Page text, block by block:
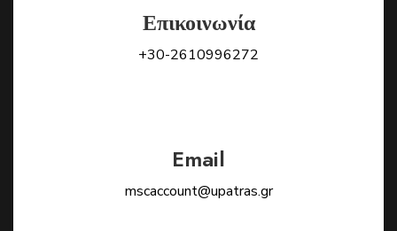
Επικοινωνία
+30-2610996272
Email
mscaccount@upatras.gr